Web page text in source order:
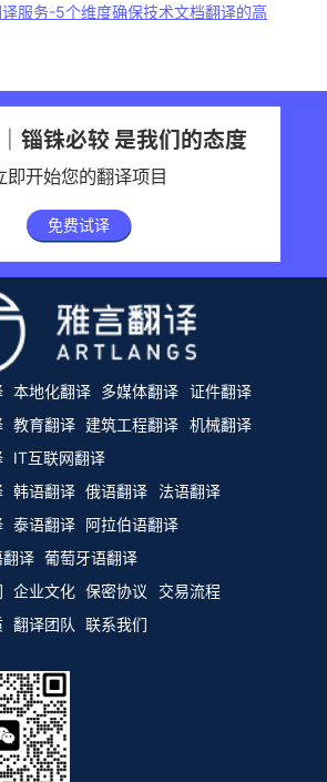
服务-5个维度确保技术文档翻译的高
锱铢必较 是我们的态度
即开始您的翻译项目
免费试译
本地化翻译 多媒体翻译 证件翻译
教育翻译 建筑工程翻译 机械翻译
IT互联网翻译
韩语翻译 俄语翻译
法语翻译
泰语翻译 阿拉伯语翻译
译 葡萄牙语翻译
企业文化 保密协议
交易流程
翻译团队
联系我们